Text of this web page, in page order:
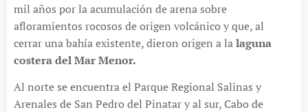
mil años por la acumulación de arena sobre
afloramientos rocosos de origen volcánico y que, al
cerrar una bahía existente, dieron origen a lalaguna
costera del Mar Menor.
Al norte se encuentra el Parque Regional Salinas y
Arenales de San Pedro del Pinatar y al sur, Cabo de